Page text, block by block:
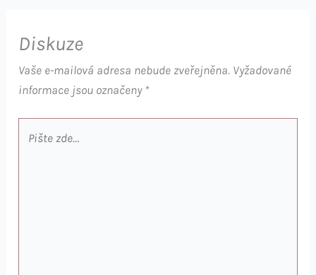
Diskuze
Vaše e-mailová adresa nebude zveřejněna. Vyžadované
informace jsou označeny *
zde…